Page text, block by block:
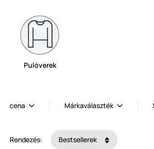
Pulóverek
cena Márkaválaszték
Rendezés: Bestsellerek